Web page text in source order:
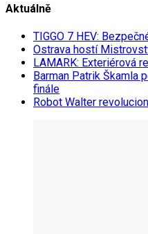
Aktuálně
TIGGO 7 HEV:
Ostrava hostí
LAMARK: Exteriérová
Barman Patrik Škamla
finále
Robot Walter